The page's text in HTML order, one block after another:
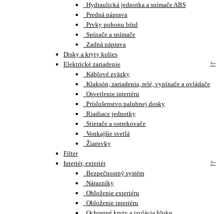
Hydraulická jednotka a snímače ABS
Predná náprava
Prvky pohonu bŕzd
Spínače a snímače
Zadná náprava
Disky a kryty kolies
Elektrické zariadenie
+-
Káblové zväzky
Klaksón, zariadenia, relé, vypínače a ovládače
Osvetlenie interiéru
Príslušenstvo palubnej dosky
Riadiace jednotky
Stierače a ostrekovače
Vonkajšie svetlá
Žiarovky
Filter
Interiér, exteriér
+-
Bezpečnostný systém
Nárazníky
Obloženie exteriéru
Obloženie interiéru